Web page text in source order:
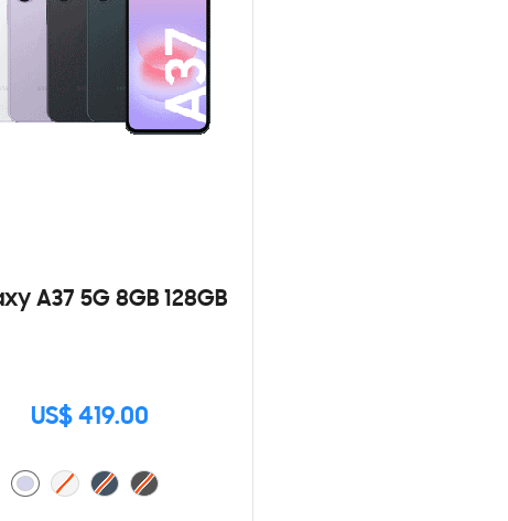
A37 5G 8GB 128GB
US$ 419.00